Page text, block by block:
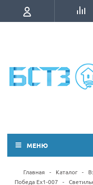
МЕНЮ
Главная - Каталог -
Победа Ex1-007
-